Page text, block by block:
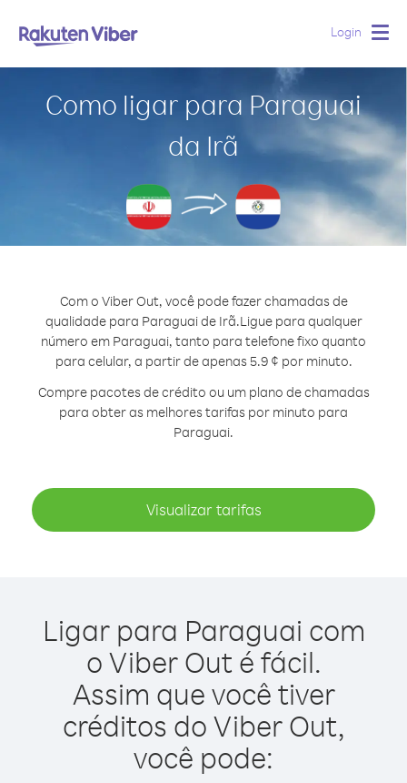
Login
Como ligar para Paraguai
da Irã
Com o Viber Out, você pode fazer chamadas de
qualidade para Paraguai de Irã.Ligue para qualquer
número em Paraguai, tanto para telefone fixo quanto
para celular, a partir de apenas 5.9 ¢ por minuto.
Compre pacotes de crédito ou um plano de chamadas
para obter as melhores tarifas por minuto para
Paraguai.
Visualizar tarifas
Ligar para Paraguai com
o Viber Out é fácil.
Assim que você tiver
créditos do Viber Out,
você pode: